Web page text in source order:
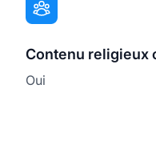
Contenu religieux
Oui